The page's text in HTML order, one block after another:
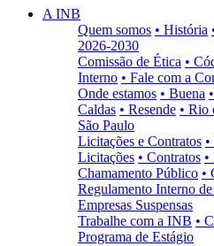
A INB
Quem somos • História
2026-2030
Comissão de Ética •
Interno • Fale com a
Onde estamos • Buena
Caldas • Resende • Rio
São Paulo
Licitações e Contratos
Licitações • Contratos
Chamamento Público •
Regulamento Interno
Empresas Suspensas
Trabalhe com a INB •
Programa de Estágio